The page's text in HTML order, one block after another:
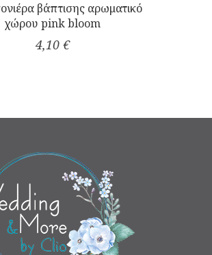
βάπτισης αρωματικό
χώρου pink bloom
4,10 €